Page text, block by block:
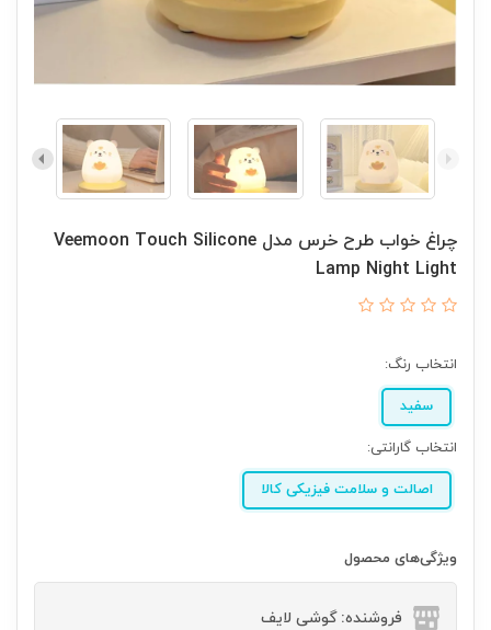
چراغ خواب طرح خرس مدل Veemoon Touch Silicone
Lamp Night Light
انتخاب رنگ:
سفید
انتخاب گارانتی:
اصالت و سلامت فیزیکی کالا
ویژگی‌های محصول
فروشنده: گوشی لایف